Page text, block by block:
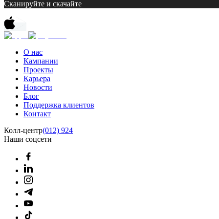
Сканируйте и скачайте
О нас
Кампании
Проекты
Карьера
Новости
Блог
Поддержка клиентов
Контакт
Колл-центр(012) 924
Наши соцсети